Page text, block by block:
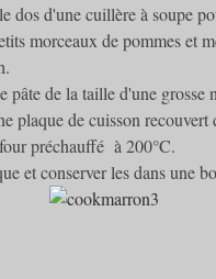
dos d'une cuillère à soupe
morceaux de pommes et
pâte de la taille d'une grosse
plaque de cuisson
préchauffé à 200°C.
et conserver les dans une